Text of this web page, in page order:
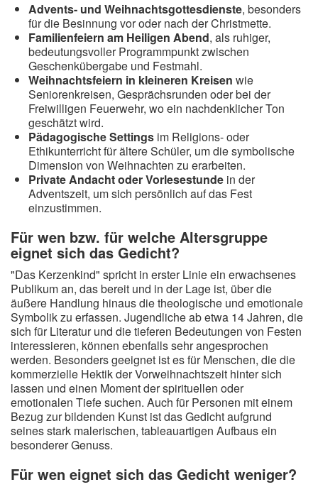
Advents- und Weihnachtsgottesdienste, besonders
für die Besinnung vor oder nach der Christmette.
Familienfeiern am Heiligen Abend, als ruhiger,
bedeutungsvoller Programmpunkt zwischen
Geschenkübergabe und Festmahl.
Weihnachtsfeiern in kleineren Kreisen wie
Seniorenkreisen, Gesprächsrunden oder bei der
Freiwilligen Feuerwehr, wo ein nachdenklicher Ton
geschätzt wird.
Pädagogische Settings im Religions- oder
Ethikunterricht für ältere Schüler, um die symbolische
Dimension von Weihnachten zu erarbeiten.
Private Andacht oder Vorlesestunde in der
Adventszeit, um sich persönlich auf das Fest
einzustimmen.
Für wen bzw. für welche Altersgruppe
eignet sich das Gedicht?
"Das Kerzenkind" spricht in erster Linie ein erwachsenes
Publikum an, das bereit und in der Lage ist, über die
äußere Handlung hinaus die theologische und emotionale
Symbolik zu erfassen. Jugendliche ab etwa 14 Jahren, die
sich für Literatur und die tieferen Bedeutungen von Festen
interessieren, können ebenfalls sehr angesprochen
werden. Besonders geeignet ist es für Menschen, die die
kommerzielle Hektik der Vorweihnachtszeit hinter sich
lassen und einen Moment der spirituellen oder
emotionalen Tiefe suchen. Auch für Personen mit einem
Bezug zur bildenden Kunst ist das Gedicht aufgrund
seines stark malerischen, tableauartigen Aufbaus ein
besonderer Genuss.
Für wen eignet sich das Gedicht weniger?